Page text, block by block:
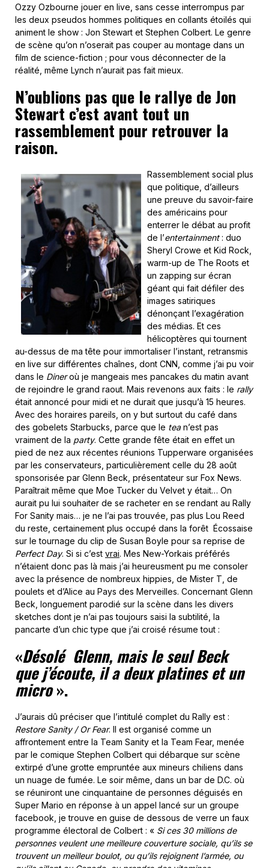
Ozzy Ozbourne jouer en live, sans cesse interrompus par
les deux pseudos hommes politiques en collants étoilés qui
animent le show : Jon Stewart et Stephen Colbert. Le genre
de scène qu’on n’oserait pas couper au montage dans un
film de science-fiction ; pour vous déconnecter de la
réalité, même Lynch n’aurait pas fait mieux.
N’oublions pas que le rallye de Jon
Stewart c’est avant tout un
rassemblement pour retrouver la
raison.
Rassemblement social plus
que politique, d’ailleurs
une preuve du savoir-faire
des américains pour
enterrer le débat au profit
de l’entertainment: duo
Sheryl Crowe et Kid Rock,
warm-up de The Roots et
un zapping sur écran
géant qui fait défiler des
images satiriques
dénonçant l’exagération
des médias. Et ces
hélicoptères qui tournent
au-dessus de ma tête pour immortaliser l’instant, retransmis
en live sur différentes chaînes, dont CNN, comme j’ai pu voir
dans le Dineroù je mangeais mes pancakes du matin avant
de rejoindre le grand raout. Mais revenons aux faits : le rally
était annoncé pour midi et ne durait que jusqu’à 15 heures.
Avec des horaires pareils, on y but surtout du café dans
des gobelets Starbucks, parce que le tean’est pas
vraiment de la party. Cette grande fête était en effet un
pied de nez aux récentes réunions Tupperware organisées
par les conservateurs, particulièrement celle du 28 août
sponsorisée par Glenn Beck, présentateur sur Fox News.
Paraîtrait même que Moe Tucker du Velvet y était… On
aurait pu lui souhaiter de se racheter en se rendant au Rally
For Sanity mais… je ne l’ai pas trouvée, pas plus Lou Reed
du reste, certainement plus occupé dans la forêt Écossaise
sur le tournage du clip de Susan Boyle pour sa reprise de
Perfect Day. Si si c’est vrai. Mes New-Yorkais préférés
n’étaient donc pas là mais j’ai heureusment pu me consoler
avec la présence de nombreux hippies, de Mister T, de
poulets et d’Alice au Pays des Merveilles. Concernant Glenn
Beck, longuement parodié sur la scène dans les divers
sketches dont je n’ai pas toujours saisi la subtilité, la
pancarte d’un chic type que j’ai croisé résume tout :
«Désolé Glenn, mais le seul Beck
que j’écoute, il a deux platines et un
micro».
J’aurais dû préciser que l’intitulé complet du Rally est :
Restore Sanity / Or Fear. Il est organisé comme un
affrontement entre la Team Sanity et la Team Fear, menée
par le comique Stephen Colbert qui débarque sur scène
extirpé d’une grotte empruntée aux mineurs chiliens dans
un nuage de fumée. Le soir même, dans un bar de D.C. où
se réuniront une cinquantaine de personnes déguisés en
Super Mario en réponse à un appel lancé sur un groupe
facebook, je trouve en guise de dessous de verre un faux
programme électoral de Colbert : « Si ces 30 millions de
personnes veulent une meilleure couverture sociale, qu’ils se
trouvent un meilleur boulot, ou qu’ils rejoignent l’armée, ou